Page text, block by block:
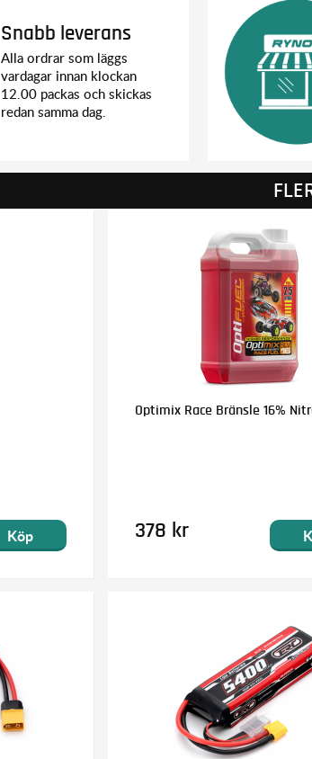
Snabb leverans
Alla ordrar som läggs
vardagar innan klockan
12.00 packas och skickas
redan samma dag.
Köp
Optimix Race Bränsle 16%
378 kr